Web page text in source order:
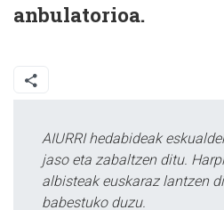
anbulatorioa.
AIURRI hedabideak
jaso eta zabaltzen ditu.
albisteak euskaraz lantzen
babestuko duzu.